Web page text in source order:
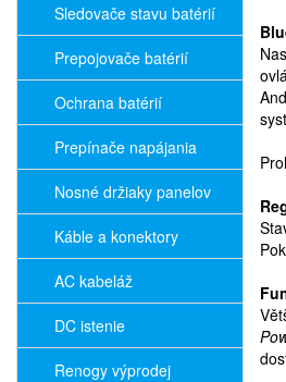
Sledovače stavu batérií
Prepojovače batérií
Ochrana batérií
Prepínače napájania
Nosné držiaky panelov
Káble a konektory
AC kabeláž
DC istenie
Renogy výprodej